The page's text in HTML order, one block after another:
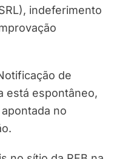
indeferimento
de
está espontâneo,
no